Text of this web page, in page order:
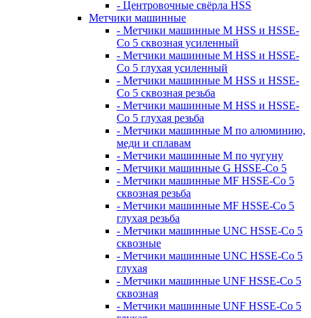
- Центровочные свёрла HSS
Метчики машинные
- Метчики машинные M HSS и HSSE-
Co 5 сквозная усиленный
- Метчики машинные M HSS и HSSE-
Co 5 глухая усиленный
- Метчики машинные M HSS и HSSE-
Co 5 сквозная резьба
- Метчики машинные M HSS и HSSE-
Co 5 глухая резьба
- Метчики машинные M по алюминию,
меди и сплавам
- Метчики машинные M по чугуну
- Метчики машинные G HSSE-Co 5
- Метчики машинные MF HSSE-Co 5
сквозная резьба
- Метчики машинные MF HSSE-Co 5
глухая резьба
- Метчики машинные UNC HSSE-Co 5
сквозные
- Метчики машинные UNC HSSE-Co 5
глухая
- Метчики машинные UNF HSSE-Co 5
сквозная
- Метчики машинные UNF HSSE-Co 5